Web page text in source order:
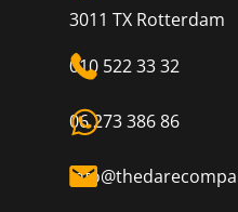
3011 TX Rotterdam
010 522 33 32
06 273 386 86